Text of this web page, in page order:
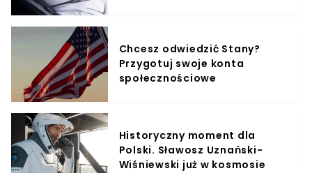
Chcesz odwiedzić Stany?
Przygotuj swoje konta
społecznościowe
Historyczny moment dla
Polski. Sławosz Uznański-
Wiśniewski już w kosmosie